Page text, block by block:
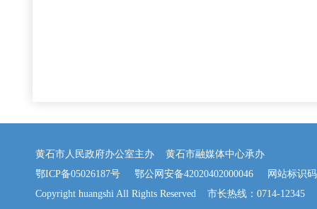
黄石市人民政府办公室主办 黄石市融媒体中心承办
鄂ICP备05026187号
鄂公网安备42020402000046 网站标识码
Copyright huangshi All Rights Reserved 市长热线：0714-12345